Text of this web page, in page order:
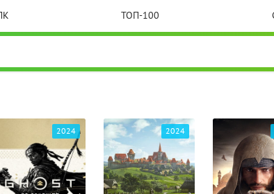
ТОП-100
2024 2024